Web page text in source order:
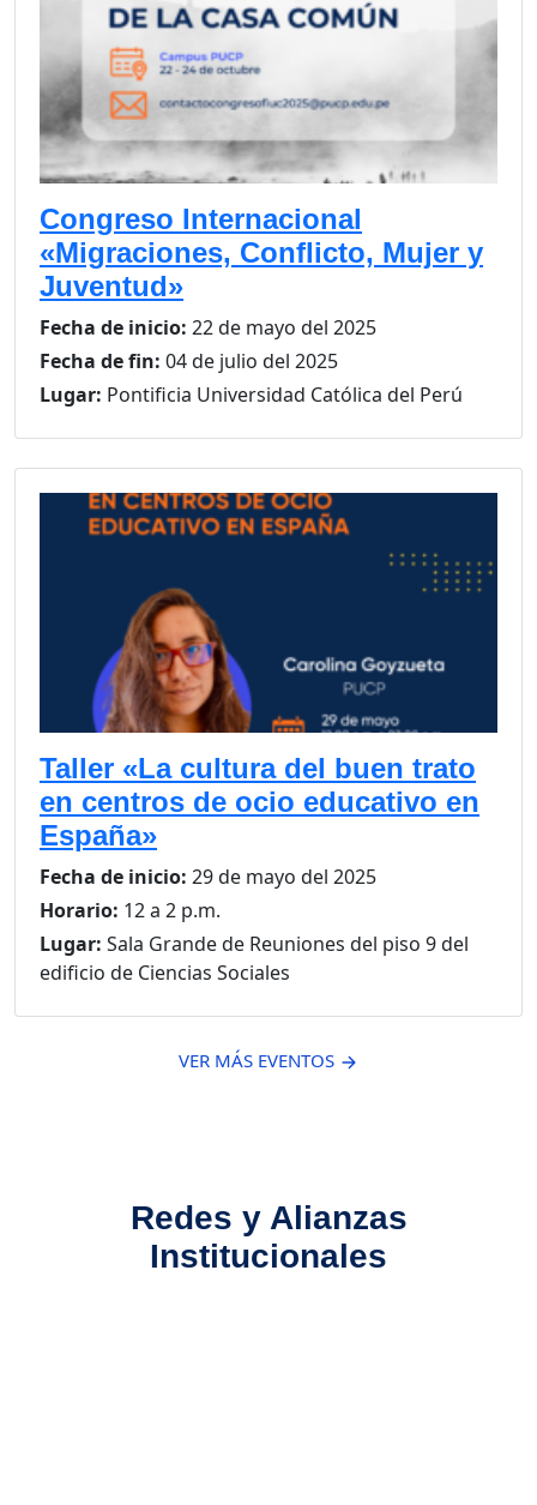
Congreso Internacional
«Migraciones, Conflicto, Mujer y
Juventud»
Fecha de inicio: 22 de mayo del 2025
Fecha de fin: 04 de julio del 2025
Lugar: Pontificia Universidad Católica del Perú
Taller «La cultura del buen trato
en centros de ocio educativo en
España»
Fecha de inicio: 29 de mayo del 2025
Horario: 12 a 2 p.m.
Lugar: Sala Grande de Reuniones del piso 9 del
edificio de Ciencias Sociales
VER MÁS EVENTOS
Redes y Alianzas
Institucionales